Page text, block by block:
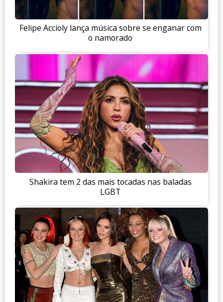
Felipe Accioly lança música sobre se enganar com
o namorado
Shakira tem 2 das mais tocadas nas baladas
LGBT